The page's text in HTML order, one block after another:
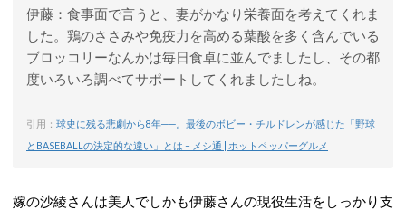
伊藤：食事面で言うと、妻がかなり栄養面を考えてくれま
した。鶏のささみや免疫力を高める葉酸を多く含んでいる
ブロッコリーなんかは毎日食卓に並んでましたし、その都
度いろいろ調べてサポートしてくれましたしね。
引用： 球史に残る悲劇から8年──。最後のボビー・チルドレンが感じた「野球
とBASEBALLの決定的な違い」とは – メシ通 | ホットペッパーグルメ
嫁の沙綾さんは美人でしかも伊藤さんの現役生活をしっかり支